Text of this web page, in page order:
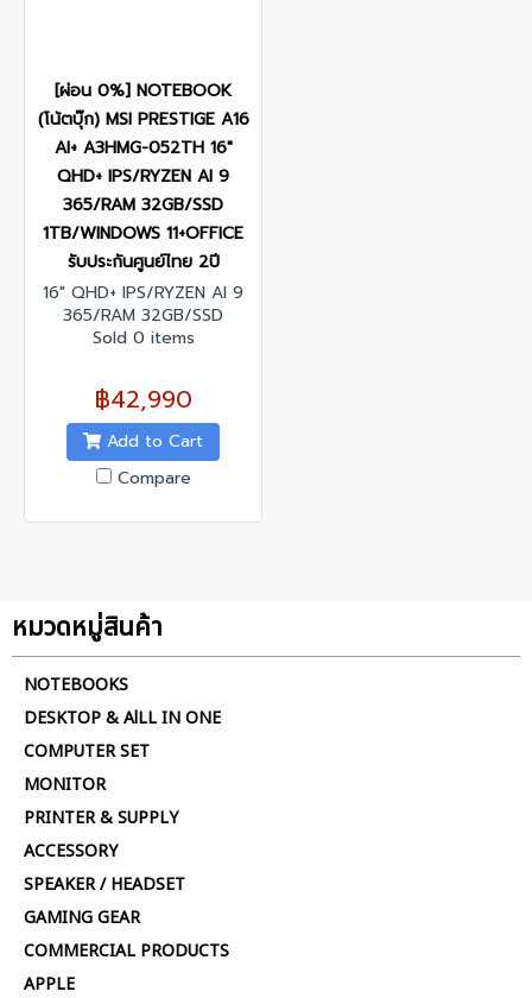
[ผ่อน 0%] NOTEBOOK
(โน้ตบุ๊ก) MSI PRESTIGE A16
AI+ A3HMG-052TH 16"
QHD+ IPS/RYZEN AI 9
365/RAM 32GB/SSD
1TB/WINDOWS 11+OFFICE
รับประกันศูนย์ไทย 2ปี
16" QHD+ IPS/RYZEN AI 9
365/RAM 32GB/SSD
1TB/WINDOWS 11+OFFICE/
Sold 0 items
฿42,990
Add to Cart
Compare
หมวดหมู่สินค้า
NOTEBOOKS
DESKTOP & AlLL IN ONE
COMPUTER SET
MONITOR
PRINTER & SUPPLY
ACCESSORY
SPEAKER / HEADSET
GAMING GEAR
COMMERCIAL PRODUCTS
APPLE